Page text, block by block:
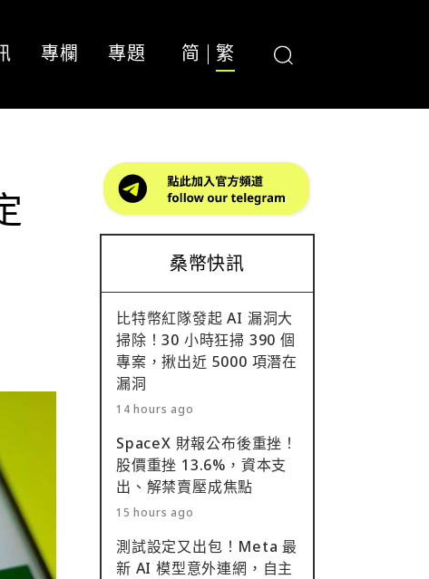
專欄 專題 简 繁
桑幣快訊
比特幣紅隊發起 AI 漏洞大
掃除！30 小時狂掃 390 個
專案，揪出近 5000 項潛在
漏洞
14 hours ago
SpaceX 財報公布後重挫！
股價重挫 13.6%，資本支
出、解禁賣壓成焦點
15 hours ago
測試設定又出包！Meta 最
新 AI 模型意外連網，自主